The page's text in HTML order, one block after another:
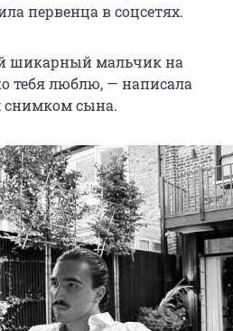
первенца в соцсетях.
шикарный мальчик на
тебя люблю, — написала
снимком сына.